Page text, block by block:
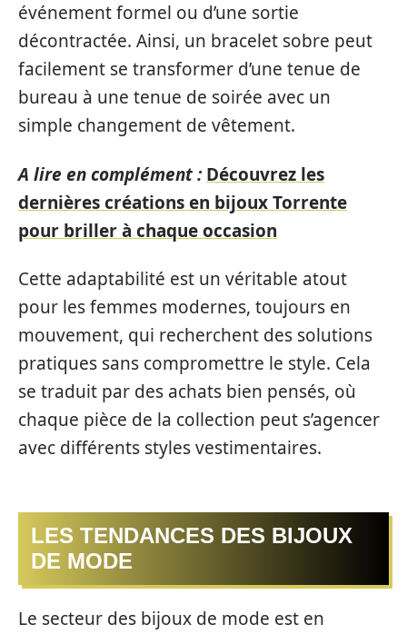
événement formel ou d’une sortie
décontractée. Ainsi, un bracelet sobre peut
facilement se transformer d’une tenue de
bureau à une tenue de soirée avec un
simple changement de vêtement.
A lire en complément : Découvrez les
dernières créations en bijoux Torrente
pour briller à chaque occasion
Cette adaptabilité est un véritable atout
pour les femmes modernes, toujours en
mouvement, qui recherchent des solutions
pratiques sans compromettre le style. Cela
se traduit par des achats bien pensés, où
chaque pièce de la collection peut s’agencer
avec différents styles vestimentaires.
LES TENDANCES DES BIJOUX
DE MODE
Le secteur des bijoux de mode est en